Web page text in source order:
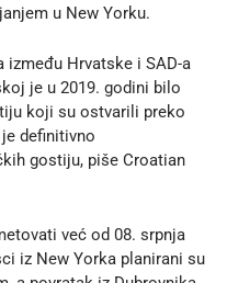
u New Yorku.
Hrvatske i SAD-a
je u 2019. godini bilo
koji su ostvarili preko
definitivno
gostiju, piše Croatian
već od 08. srpnja
iz New Yorka planirani su